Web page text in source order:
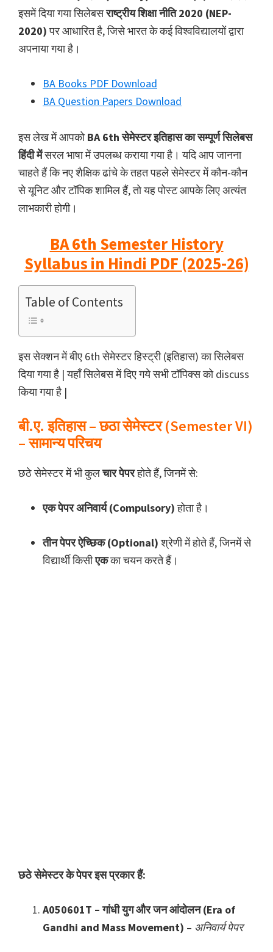
इसमें दिया गया सिलेबसराष्ट्रीय शिक्षा नीति 2020 (NEP-
2020)पर आधारित है, जिसे भारत के कई विश्वविद्यालयों द्वारा
अपनाया गया है।
BA Books PDF Download
BA Question Papers Download
इस लेख में आपकोBA 6th सेमेस्टर इतिहास का सम्पूर्ण सिलेबस
हिंदी मेंसरल भाषा में उपलब्ध कराया गया है। यदि आप जानना
चाहते हैं कि नए शैक्षिक ढांचे के तहत पहले सेमेस्टर में कौन-कौन
से यूनिट और टॉपिक शामिल हैं, तो यह पोस्ट आपके लिए अत्यंत
लाभकारी होगी।
BA 6th Semester History
Syllabus in Hindi PDF (2025-26)
Table of Contents
इस सेक्शन में बीए 6th सेमेस्टर हिस्ट्री (इतिहास) का सिलेबस
दिया गया है | यहाँ सिलेबस में दिए गये सभी टॉपिक्स को discuss
किया गया है |
बी.ए. इतिहास – छठा सेमेस्टर (Semester VI)
– सामान्य परिचय
छठे सेमेस्टर में भी कुलचार पेपरहोते हैं, जिनमें से:
एक पेपर अनिवार्य (Compulsory)होता है।
तीन पेपर ऐच्छिक (Optional)श्रेणी में होते हैं, जिनमें से
विद्यार्थी किसीएकका चयन करते हैं।
छठे सेमेस्टर के पेपर इस प्रकार हैं:
A050601T – गांधी युग और जन आंदोलन (Era of
Gandhi and Mass Movement) – अनिवार्य पेपर